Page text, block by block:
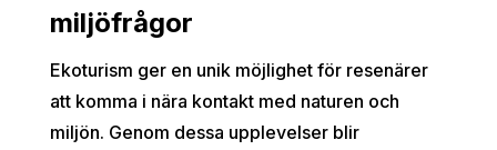
miljöfrågor
Ekoturism ger en unik möjlighet för resenärer
att komma i nära kontakt med naturen och
miljön. Genom dessa upplevelser blir